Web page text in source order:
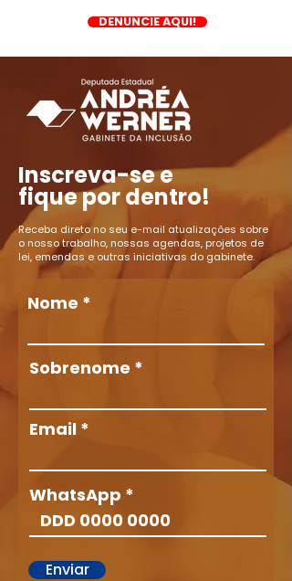
DENUNCIE AQUI!
Inscreva-se e
fique por dentro!
Receba direto no seu e-mail atualizações sobre
o nosso trabalho, nossas agendas, projetos de
lei, emendas e outras iniciativas do gabinete.
Nome
Sobrenome
Email
WhatsApp
Enviar